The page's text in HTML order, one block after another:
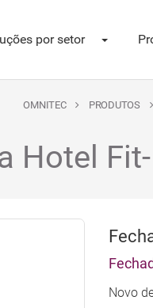
por setor
Hotel
OMNITEC PRODUTOS
Novo